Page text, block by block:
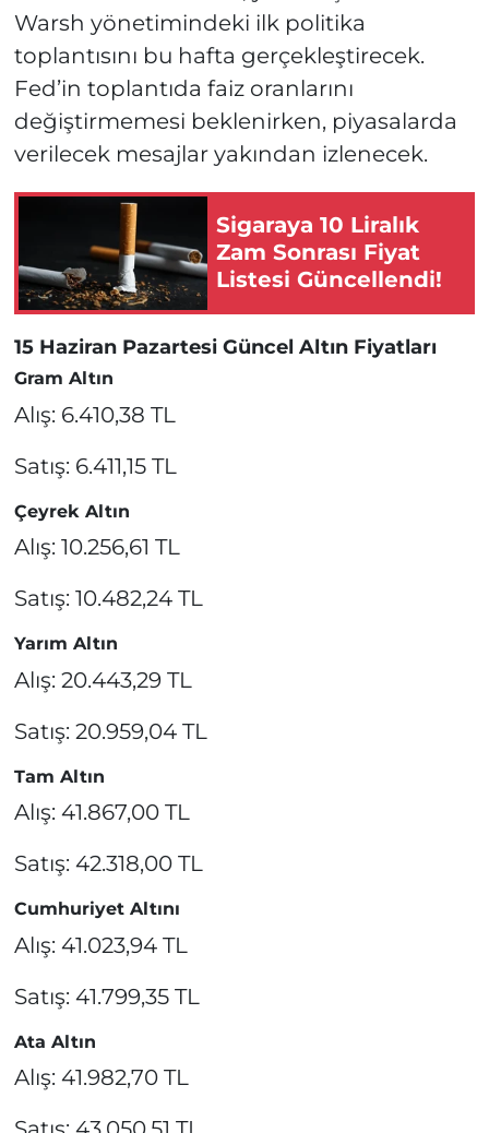
Warsh yönetimindeki ilk politika
toplantısını bu hafta gerçekleştirecek.
Fed’in toplantıda faiz oranlarını
değiştirmemesi beklenirken, piyasalarda
verilecek mesajlar yakından izlenecek.
Sigaraya 10 Liralık
Zam Sonrası Fiyat
Listesi Güncellendi!
15 Haziran Pazartesi Güncel Altın Fiyatları
Gram Altın
Alış: 6.410,38 TL
Satış: 6.411,15 TL
Çeyrek Altın
Alış: 10.256,61 TL
Satış: 10.482,24 TL
Yarım Altın
Alış: 20.443,29 TL
Satış: 20.959,04 TL
Tam Altın
Alış: 41.867,00 TL
Satış: 42.318,00 TL
Cumhuriyet Altını
Alış: 41.023,94 TL
Satış: 41.799,35 TL
Ata Altın
Alış: 41.982,70 TL